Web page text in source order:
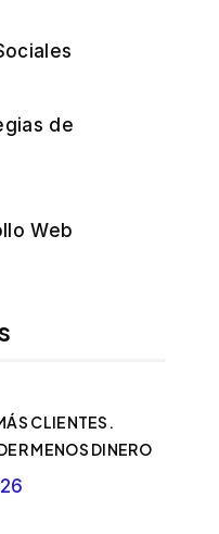
de
Web
CLIENTES.
MENOS DINERO